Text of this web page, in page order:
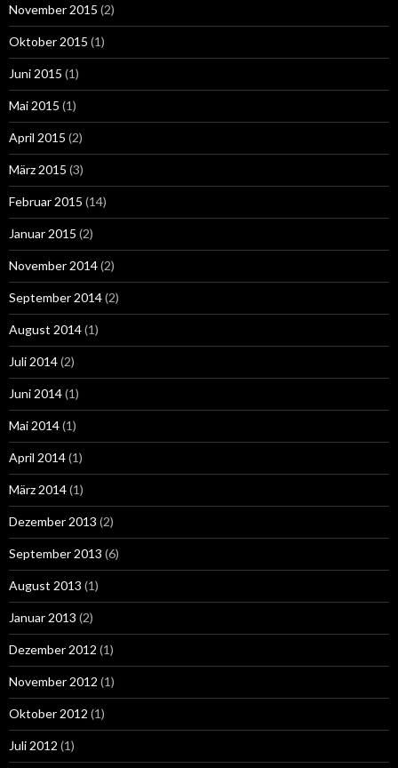
November 2015 (2)
Oktober 2015 (1)
Juni 2015 (1)
Mai 2015 (1)
April 2015 (2)
März 2015 (3)
Februar 2015 (14)
Januar 2015 (2)
November 2014(2)
September 2014(2)
August 2014(1)
Juli 2014(2)
Juni 2014(1)
Mai 2014(1)
April 2014(1)
März 2014(1)
Dezember 2013 (2)
September 2013 (6)
August 2013 (1)
Januar 2013 (2)
Dezember 2012 (1)
November 2012 (1)
Oktober 2012 (1)
Juli 2012 (1)